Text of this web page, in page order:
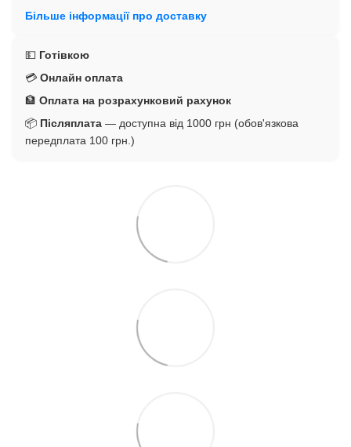
Більше інформації про доставку
💵 Готівкою
💳 Онлайн оплата
🏦 Оплата на розрахунковий рахунок
📦 Післяплата — доступна від 1000 грн (обов'язкова
передплата 100 грн.)